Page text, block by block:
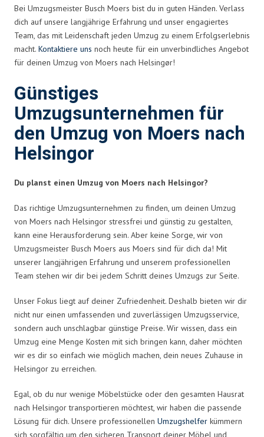
Bei Umzugsmeister Busch Moers bist du in guten Händen. Verlass
dich auf unsere langjährige Erfahrung und unser engagiertes
Team, das mit Leidenschaft jeden Umzug zu einem Erfolgserlebnis
macht. Kontaktiere uns noch heute für ein unverbindliches Angebot
für deinen Umzug von Moers nach Helsingør!
Günstiges
Umzugsunternehmen für
den Umzug von Moers nach
Helsingor
Du planst einen Umzug von Moers nach Helsingor?
Das richtige Umzugsunternehmen zu finden, um deinen Umzug
von Moers nach Helsingor stressfrei und günstig zu gestalten,
kann eine Herausforderung sein. Aber keine Sorge, wir von
Umzugsmeister Busch Moers aus Moers sind für dich da! Mit
unserer langjährigen Erfahrung und unserem professionellen
Team stehen wir dir bei jedem Schritt deines Umzugs zur Seite.
Unser Fokus liegt auf deiner Zufriedenheit. Deshalb bieten wir dir
nicht nur einen umfassenden und zuverlässigen Umzugsservice,
sondern auch unschlagbar günstige Preise. Wir wissen, dass ein
Umzug eine Menge Kosten mit sich bringen kann, daher möchten
wir es dir so einfach wie möglich machen, dein neues Zuhause in
Helsingor zu erreichen.
Egal, ob du nur wenige Möbelstücke oder den gesamten Hausrat
nach Helsingor transportieren möchtest, wir haben die passende
Lösung für dich. Unsere professionellen Umzugshelfer kümmern
sich sorgfältig um den sicheren Transport deiner Möbel und